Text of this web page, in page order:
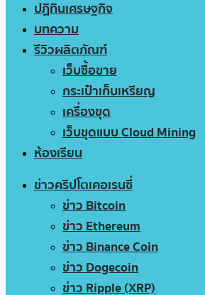
ปฏิทินเศรษฐกิจ
บทความ
รีวิวผลิตภัณฑ์
เว็บซื้อขาย
กระเป๋าเก็บเหรียญ
เครื่องขุด
เว็บขุดแบบ Cloud Mining
ห้องเรียน
ข่าวคริปโตเคอเรนซี่
ข่าว Bitcoin
ข่าว Ethereum
ข่าว Binance Coin
ข่าว Dogecoin
ข่าว Ripple (XRP)